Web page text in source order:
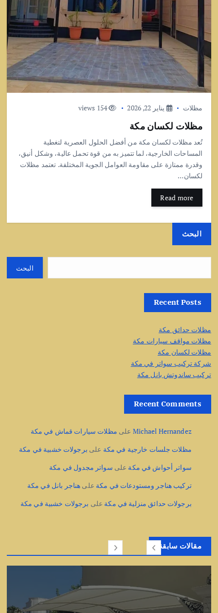
مظلات يناير 22, 2026 154 views
مظلات لكسان مكة
تُعد مظلات لكسان مكة من أفضل الحلول العصرية لتغطية
المساحات الخارجية، لما تتميز به من قوة تحمل عالية، وشكل أنيق،
وقدرة ممتازة على مقاومة العوامل الجوية المختلفة. تعتمد مظلات
لكسان…
Read more
البحث
البحث
Recent Posts
مظلات حدائق مكة
مظلات مواقف سيارات مكة
مظلات لكسان مكة
شركة تركيب سواتر في مكة
تركيب ساندوتش بانل مكة
Recent Comments
Michael Hernandez على مظلات سيارات قماش في مكة
مظلات جلسات خارجية في مكة على برجولات خشبية في مكة
سواتر أحواش في مكة على سواتر مجدول في مكة
تركيب هناجر ومستودعات في مكة على هناجر بانل في مكة
برجولات حدائق منزلية في مكة على برجولات خشبية في مكة
مقالات سابقة